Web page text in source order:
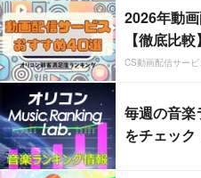
2026年動
【徹底比較】
CS動画配信サー
毎週の音楽
をチェック